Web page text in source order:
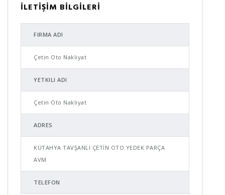
İLETİŞİM BİLGİLERİ
FIRMA ADI
Çetin Oto Nakliyat
YETKILI ADI
Çetin Oto Nakliyat
ADRES
KÜTAHYA TAVŞANLI ÇETİN OTO YEDEK PARÇA
AVM
TELEFON